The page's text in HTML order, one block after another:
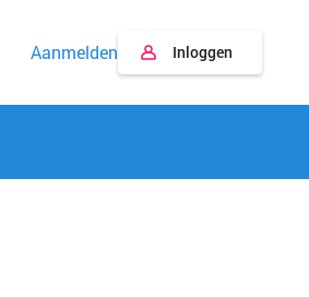
Aanmelden Inloggen